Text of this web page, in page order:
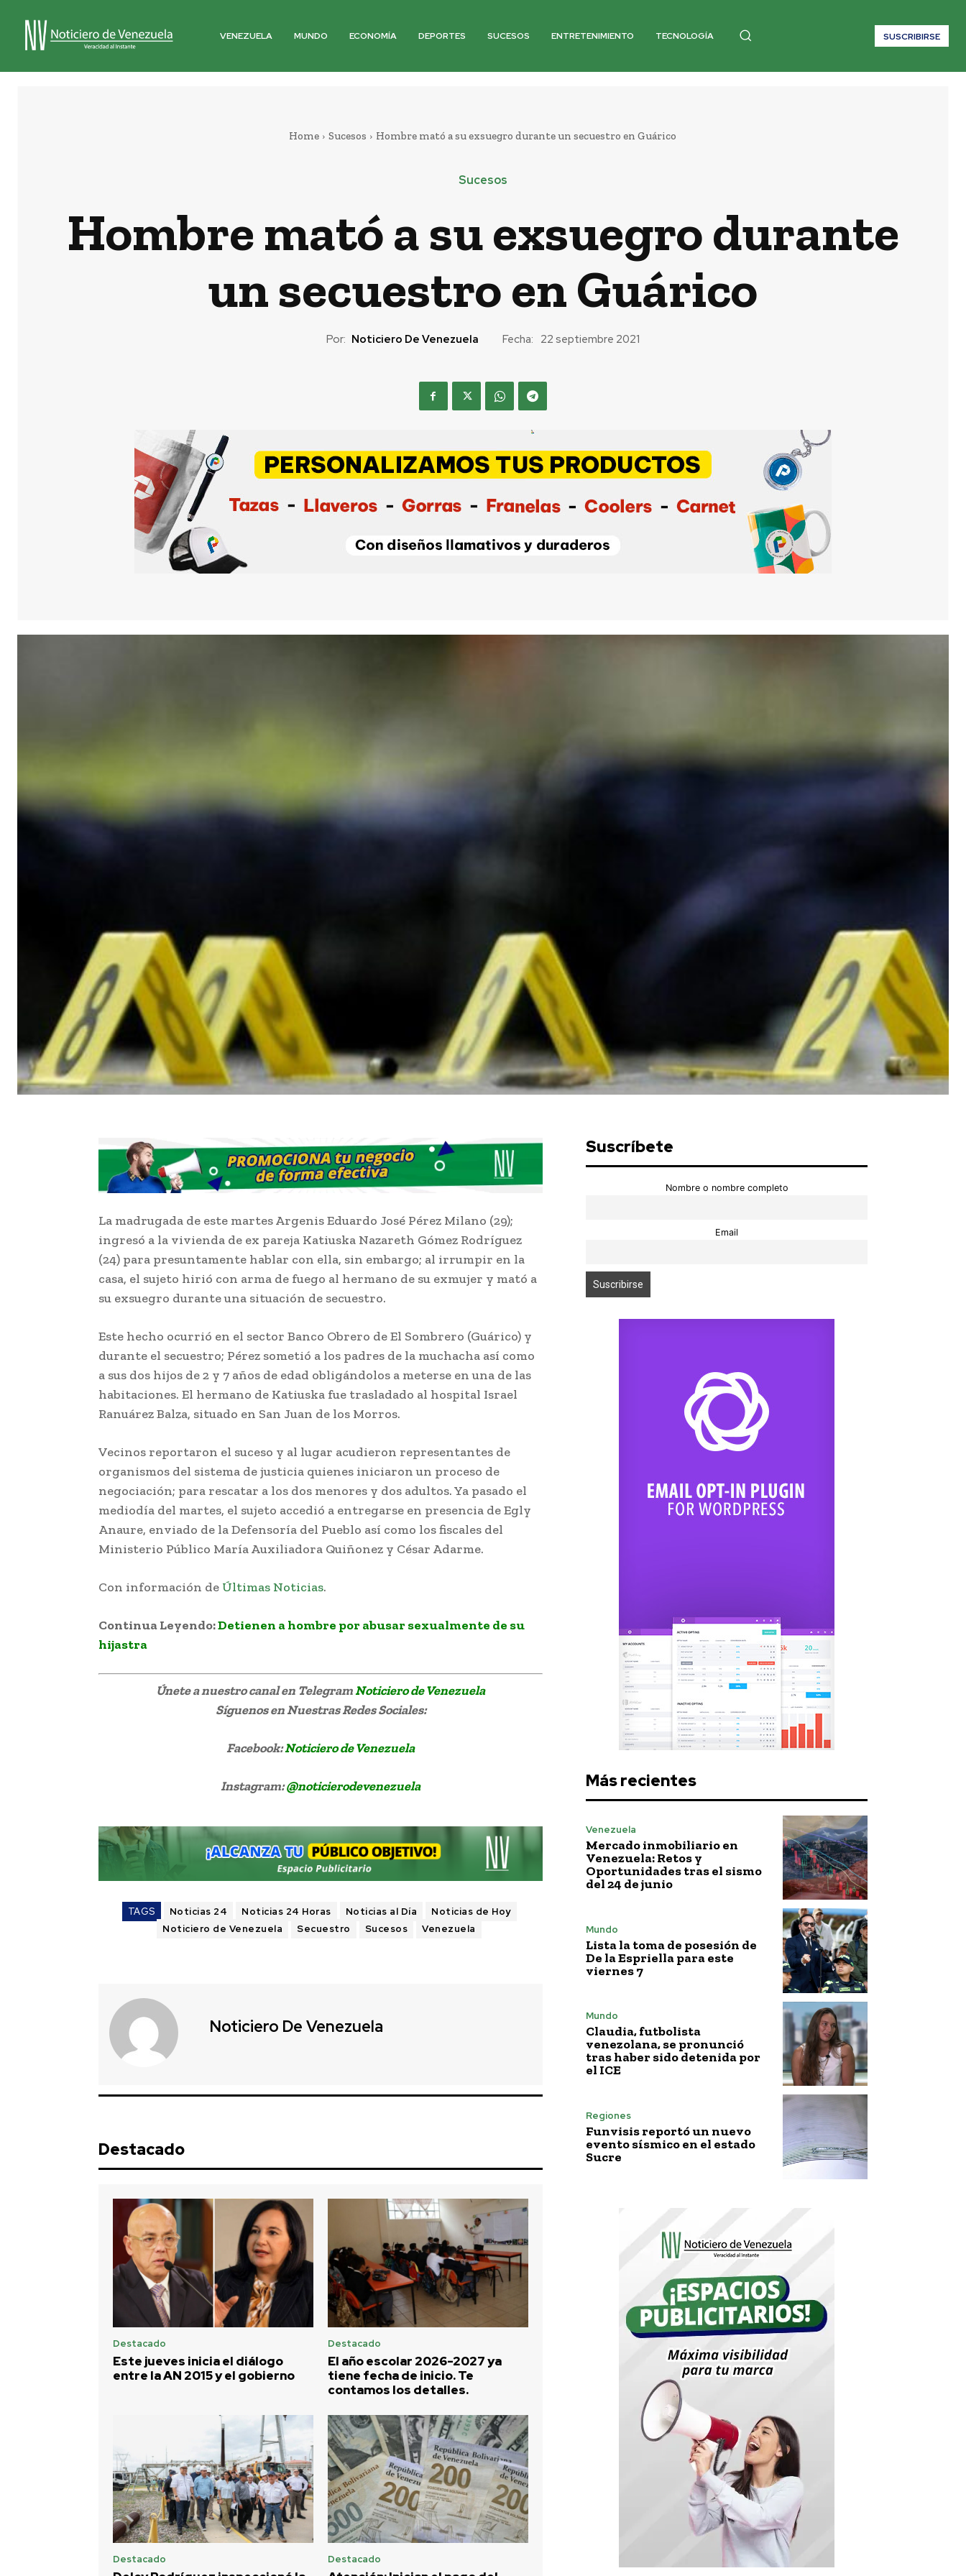
VENEZUELA MUNDO ECONOMÍA DEPORTES SUCESOS ENTRETENIMIENTO TECNOLOGÍA SUSCRIBIRSE
Home Sucesos Hombre mató a su exsuegro durante un secuestro en Guárico
Sucesos
Hombre mató a su exsuegro durante
un secuestro en Guárico
Por: Noticiero De Venezuela Fecha: 22 septiembre 2021
La madrugada de este martes Argenis Eduardo José Pérez Milano (29);
ingresó a la vivienda de ex pareja Katiuska Nazareth Gómez Rodríguez
(24) para presuntamente hablar con ella, sin embargo; al irrumpir en la
casa, el sujeto hirió con arma de fuego al hermano de su exmujer y mató a
su exsuegro durante una situación de secuestro.
Este hecho ocurrió en el sector Banco Obrero de El Sombrero (Guárico) y
durante el secuestro; Pérez sometió a los padres de la muchacha así como
a sus dos hijos de 2 y 7 años de edad obligándolos a meterse en una de las
habitaciones. El hermano de Katiuska fue trasladado al hospital Israel
Ranuárez Balza, situado en San Juan de los Morros.
Vecinos reportaron el suceso y al lugar acudieron representantes de
organismos del sistema de justicia quienes iniciaron un proceso de
negociación; para rescatar a los dos menores y dos adultos. Ya pasado el
mediodía del martes, el sujeto accedió a entregarse en presencia de Egly
Anaure, enviado de la Defensoría del Pueblo así como los fiscales del
Ministerio Público María Auxiliadora Quiñonez y César Adarme.
Con información de Últimas Noticias.
Continua Leyendo:Detienen a hombre por abusar sexualmente de su
hijastra
Únete a nuestro canal en TelegramNoticiero de Venezuela
Síguenosen Nuestras Redes Sociales:
Facebook:Noticiero de Venezuela
Instagram:@noticierodevenezuela
TAGS Noticias 24 Noticias 24 Horas Noticias al Día
Noticias de Hoy
Noticiero de Venezuela
Secuestro Sucesos Venezuela
Noticiero De Venezuela
Destacado
Destacado
Este jueves inicia el diálogo
entre la AN 2015 y el gobierno
Destacado
El año escolar 2026-2027 ya
tiene fecha de inicio. Te
contamos los detalles.
Destacado Destacado
Suscríbete
Nombre o nombre completo
Email
Más recientes
Venezuela
Mercado inmobiliario en
Venezuela: Retos y
Oportunidades tras el sismo
del 24 de junio
Mundo
Lista la toma de posesión de
De la Espriella para este
viernes 7
Mundo
Claudia, futbolista
venezolana, se pronunció
tras haber sido detenida por
el ICE
Regiones
Funvisis reportó un nuevo
evento sísmico en el estado
Sucre